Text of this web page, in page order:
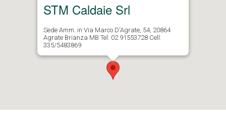
STM Caldaie Srl
Sede Amm. in Via Marco D'Agrate, 54, 20864
Agrate Brianza MB Tel: 02 91553728 Cell:
335/5483869